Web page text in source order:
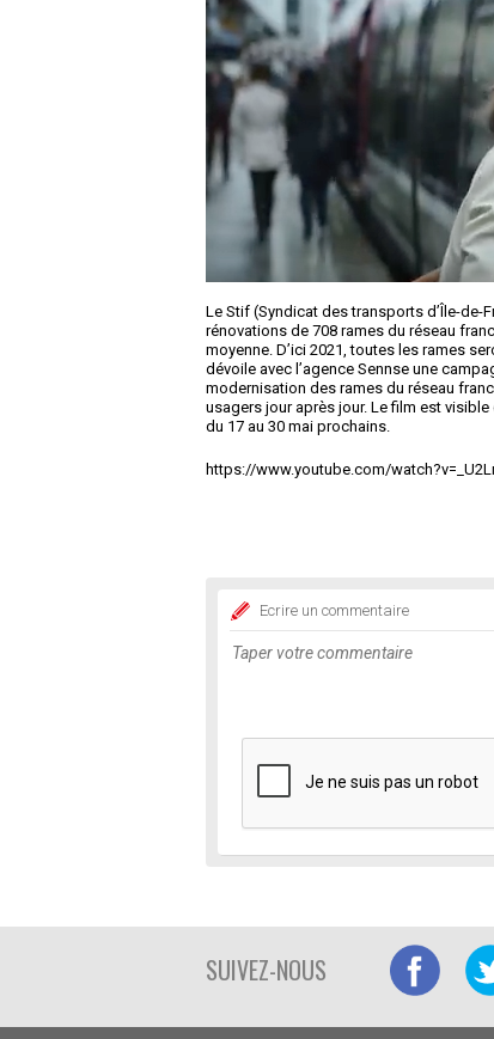
Le Stif (Syndicat des transports d’Île-de-
rénovations de 708 rames du réseau
moyenne. D’ici 2021, toutes les rames
dévoile avec l’agence Sennse une
modernisation des rames du réseau
usagers jour après jour. Le film est
du 17 au 30 mai prochains.
https://www.youtube.com/
Ecrire un commentaire
SUIVEZ-NOUS